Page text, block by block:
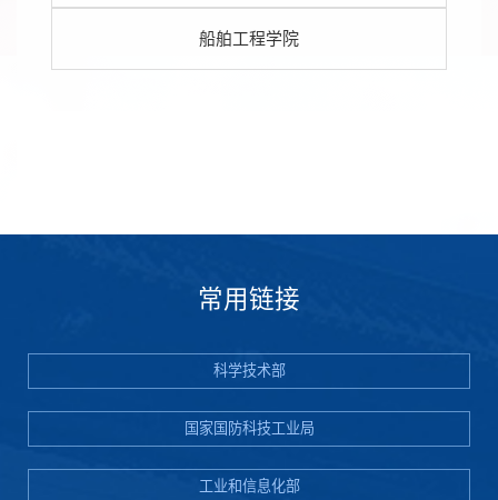
船舶工程学院
常用链接
科学技术部
国家国防科技工业局
工业和信息化部